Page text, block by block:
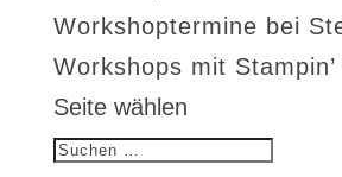
Workshoptermine bei
Workshops mit Stampin’
Seite wählen